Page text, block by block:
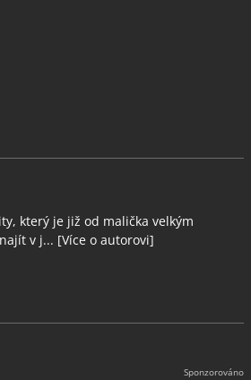
který je již od malička velkým
v j... [Více o autorovi]